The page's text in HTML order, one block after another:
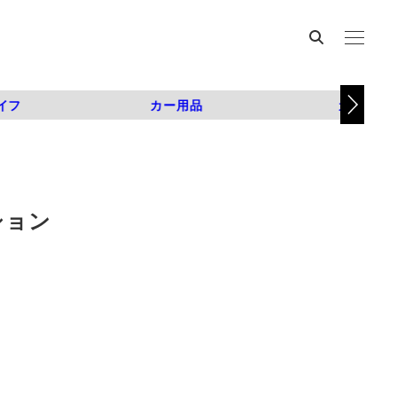
フ カー用品 カスタム
ン